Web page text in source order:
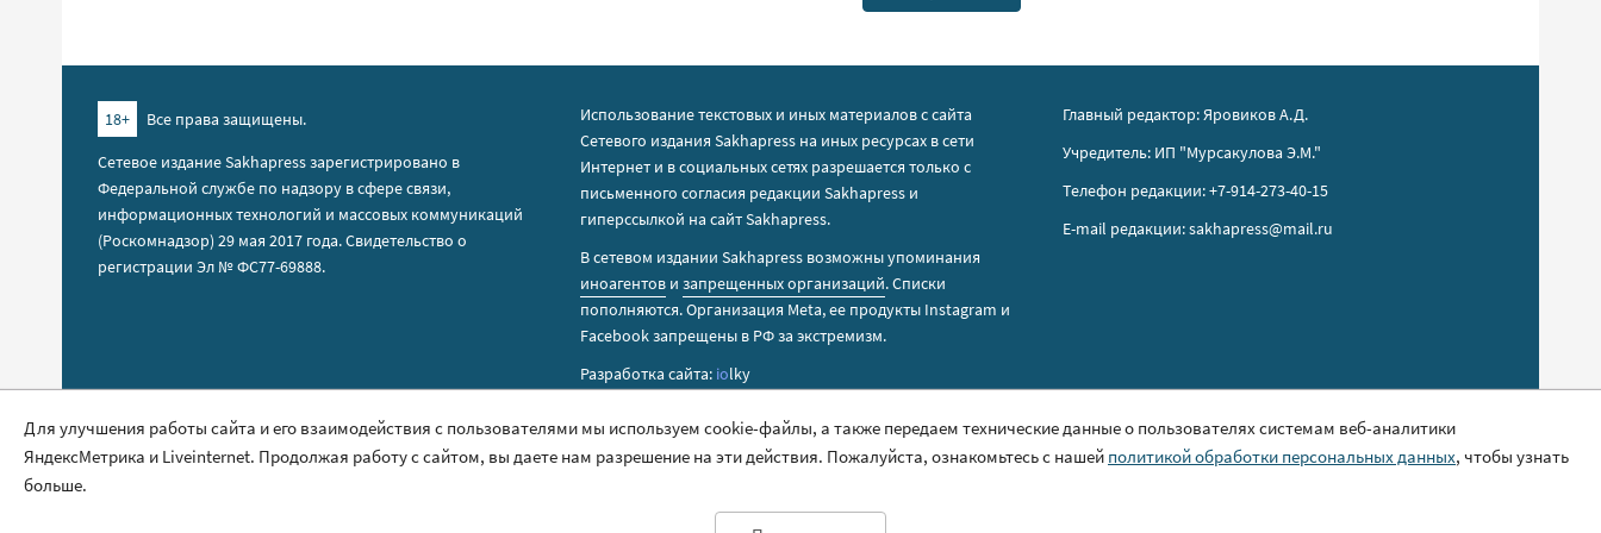
18+
Все права защищены.
Сетевое издание Sakhapress зарегистрировано в
Федеральной службе по надзору в сфере связи,
информационных технологий и массовых коммуникаций
(Роскомнадзор) 29 мая 2017 года. Свидетельство о
регистрации Эл № ФС77-69888.
Использование текстовых и иных материалов с сайта
Сетевого издания Sakhapress на иных ресурсах в сети
Интернет и в социальных сетях разрешается только с
письменного согласия редакции Sakhapress и
гиперссылкой на сайт Sakhapress.
В сетевом издании Sakhapress возможны упоминания
иноагентов изапрещенных организаций. Списки
пополняются. Организация Metа, ее продукты Instagram и
Facebook запрещены в РФ за экстремизм.
Разработка сайта: iolky
Главный редактор: Яровиков А.Д.
Учредитель: ИП "Мурсакулова Э.М."
Телефон редакции: +7-914-273-40-15
E-mail редакции: sakhapress@mail.ru
Правила сайта
Политика обработки персональных данных
Для улучшения работы сайта и его взаимодействия с пользователями мы используем cookie-файлы, а также передаем технические данные о пользователях системам веб-аналитики
ЯндексМетрика и Liveinternet. Продолжая работу с сайтом, вы даете нам разрешение на эти действия. Пожалуйста, ознакомьтесь с нашей политикой обработки персональных данных, чтобы узнать
больше.